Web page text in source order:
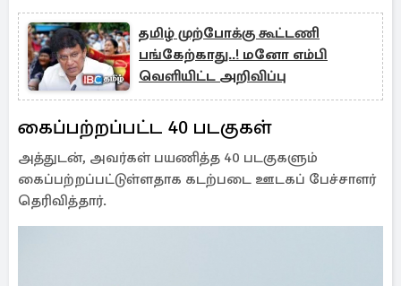
தமிழ் முற்போக்கு கூட்டணி
பங்கேற்காது..! மனோ எம்பி
வெளியிட்ட அறிவிப்பு
கைப்பற்றப்பட்ட 40 படகுகள்
அத்துடன், அவர்கள் பயணித்த 40 படகுகளும்
கைப்பற்றப்பட்டுள்ளதாக கடற்படை ஊடகப் பேச்சாளர்
தெரிவித்தார்.